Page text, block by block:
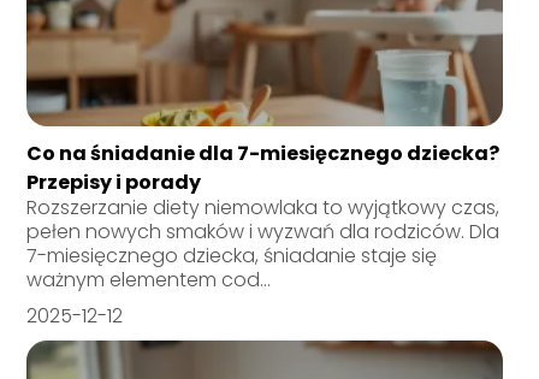
Co na śniadanie dla 7-miesięcznego dziecka?
Przepisy i porady
Rozszerzanie diety niemowlaka to wyjątkowy czas,
pełen nowych smaków i wyzwań dla rodziców. Dla
7-miesięcznego dziecka, śniadanie staje się
ważnym elementem cod...
2025-12-12